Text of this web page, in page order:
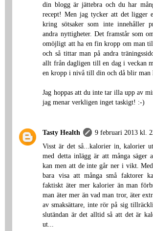
din blogg är jättebra och du har
recept! Men jag tycker att det ligger
kring sötsaker som inte innehåller
andra nyttigheter. Det framstår som
omöjligt att ha en fin kropp om man
och så tittar man på andra
allt från dagligen till en dag i veckan
en kropp i nivå till din och då blir man
Jag hoppas att du inte tar illa upp av
jag menar verkligen inget taskigt! :-)
Tasty Health
9 februari 2013 kl.
Visst är det så...kalorier in, kalorier
med detta inlägg är att många säger
kan men att de inte går ner i vikt.
bara visa att många små faktorer
faktiskt äter mer kalorier än man
man äter mer än vad man tror, äter
av smaksättare, inte rör på sig
slutändan är det alltid så att det är
ut...